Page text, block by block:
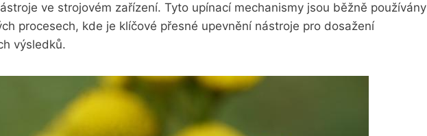
ve strojovém zařízení. Tyto upínací mechanismy jsou‍ běžně používány
⁢procesech, kde je klíčové ‍přesné ​upevnění nástroje pro ‌dosažení
výsledků.